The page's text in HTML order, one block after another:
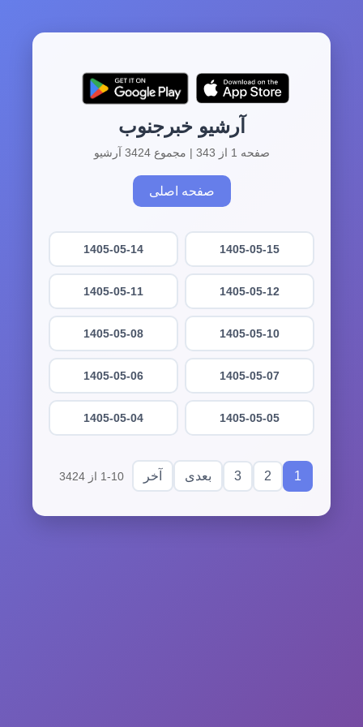
آرشیو خبرجنوب
صفحه 1 از 343 | مجموع 3424 آرشیو
صفحه اصلی
1405-05-15
1405-05-14
1405-05-12
1405-05-11
1405-05-10
1405-05-08
1405-05-07
1405-05-06
1405-05-05
1405-05-04
1
2
3 بعدی آخر 1-10 از 3424